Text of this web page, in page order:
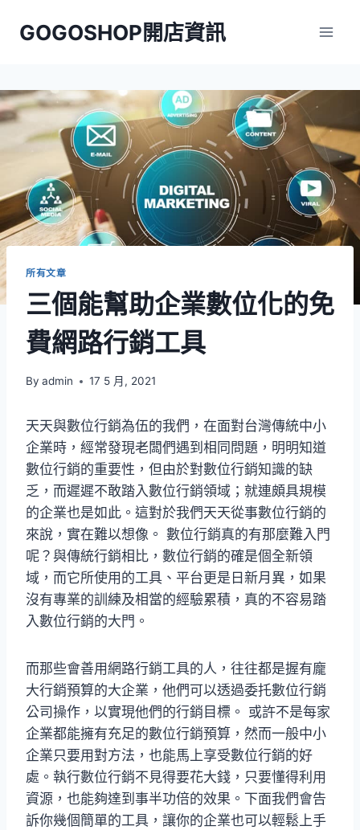
GOGOSHOP開店資訊
所有文章
三個能幫助企業數位化的免
費網路行銷工具
By admin 17 5 月, 2021
天天與數位行銷為伍的我們，在面對台灣傳統中小
企業時，經常發現老闆們遇到相同問題，明明知道
數位行銷的重要性，但由於對數位行銷知識的缺
乏，而遲遲不敢踏入數位行銷領域；就連頗具規模
的企業也是如此。這對於我們天天從事數位行銷的
來說，實在難以想像。 數位行銷真的有那麼難入門
呢？與傳統行銷相比，數位行銷的確是個全新領
域，而它所使用的工具、平台更是日新月異，如果
沒有專業的訓練及相當的經驗累積，真的不容易踏
入數位行銷的大門。
而那些會善用網路行銷工具的人，往往都是握有龐
大行銷預算的大企業，他們可以透過委托數位行銷
公司操作，以實現他們的行銷目標。 或許不是每家
企業都能擁有充足的數位行銷預算，然而一般中小
企業只要用對方法，也能馬上享受數位行銷的好
處。執行數位行銷不見得要花大錢，只要懂得利用
資源，也能夠達到事半功倍的效果。下面我們會告
訴你幾個簡單的工具，讓你的企業也可以輕鬆上手